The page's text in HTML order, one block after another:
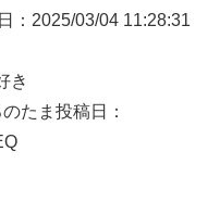
：2025/03/04 11:28:31
き
たま 投稿日：